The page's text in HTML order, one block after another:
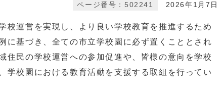
2026年1月7日
ページ番号：502241
校運営を実現し、より良い学校教育を推進するため
に基づき、全ての市立学校園に必ず置くこととされ
住民の学校運営への参加促進や、皆様の意向を学校
学校園における教育活動を支援する取組を行ってい